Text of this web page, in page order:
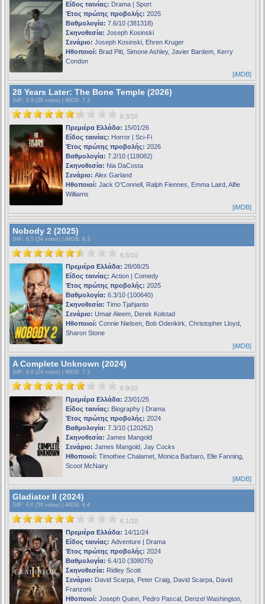
Είδος ταινίας: Drama | Sport
Έτος πρώτης προβολής: 2025
Βαθμολογία: 7.6/10 (381318)
Σκηνοθεσία: Joseph Kosinski
Σενάριο: Joseph Kosinski, Ehren Kruger
Ηθοποιοί: Brad Pitt, Simone Ashley, Javier Bardem, Kerry
Condon
[iMDB]
28 Years Later: The Bone Temple (2026)
S4F : 5.9 (28 votes) | iMDB: 7.2
6.3/10
Πρεμιέρα Ελλάδα: 15/01/26
Είδος ταινίας: Horror | Sci-Fi
Έτος πρώτης προβολής: 2026
Βαθμολογία: 7.2/10 (118082)
Σκηνοθεσία: Nia DaCosta
Σενάριο: Alex Garland
Ηθοποιοί: Jack O'Connell, Ralph Fiennes, Emma Laird, Alfie
Williams
[iMDB]
Nobody 2 (2025)
S4F : 6.5 (34 votes) | iMDB: 6.3
6.5/10
Πρεμιέρα Ελλάδα: 28/08/25
Είδος ταινίας: Action | Comedy
Έτος πρώτης προβολής: 2025
Βαθμολογία: 6.3/10 (100640)
Σκηνοθεσία: Timo Tjahjanto
Σενάριο: Umair Aleem, Derek Kolstad
Ηθοποιοί: Connie Nielsen, Bob Odenkirk, Christopher Lloyd,
Sharon Stone
[iMDB]
A Complete Unknown (2024)
S4F : 6.6 (24 votes) | iMDB: 7.3
6.9/10
Πρεμιέρα Ελλάδα: 23/01/25
Είδος ταινίας: Biography | Drama
Έτος πρώτης προβολής: 2024
Βαθμολογία: 7.3/10 (120262)
Σκηνοθεσία: James Mangold
Σενάριο: James Mangold, Jay Cocks
Ηθοποιοί: Timothee Chalamet, Monica Barbaro, Elle Fanning,
Scoot McNairy
[iMDB]
Gladiator II (2024)
S4F : 6.0 (50 votes) | iMDB: 6.4
6.1/10
Πρεμιέρα Ελλάδα: 14/11/24
Είδος ταινίας: Adventure | Drama
Έτος πρώτης προβολής: 2024
Βαθμολογία: 6.4/10 (308075)
Σκηνοθεσία: Ridley Scott
Σενάριο: David Scarpa, Peter Craig, David Scarpa, David
Franzoni
Ηθοποιοί: Joseph Quinn, Pedro Pascal, Denzel Washington,